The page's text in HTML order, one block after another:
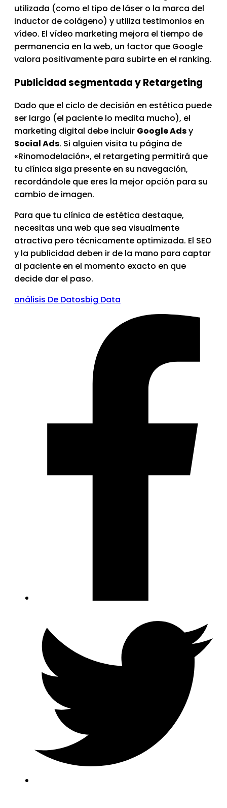
utilizada (como el tipo de láser o la marca del
inductor de colágeno) y utiliza testimonios en
vídeo. El vídeo marketing mejora el tiempo de
permanencia en la web, un factor que Google
valora positivamente para subirte en el ranking.
Publicidad segmentada y Retargeting
Dado que el ciclo de decisión en estética puede
ser largo (el paciente lo medita mucho), el
marketing digital debe incluir Google Adsy
Social Ads. Si alguien visita tu página de
«Rinomodelación», el retargeting permitirá que
tu clínica siga presente en su navegación,
recordándole que eres la mejor opción para su
cambio de imagen.
Para que tu clínica de estética destaque,
necesitas una web que sea visualmente
atractiva pero técnicamente optimizada. El SEO
y la publicidad deben ir de la mano para captar
al paciente en el momento exacto en que
decide dar el paso.
análisis De Datosbig Data